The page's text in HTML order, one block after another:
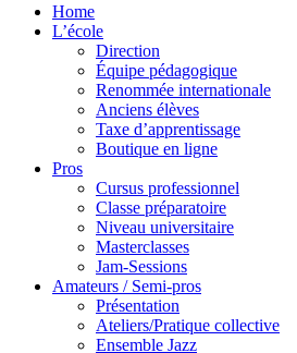
Home
L’école
Direction
Équipe pédagogique
Renommée internationale
Anciens élèves
Taxe d’apprentissage
Boutique en ligne
Pros
Cursus professionnel
Classe préparatoire
Niveau universitaire
Masterclasses
Jam-Sessions
Amateurs / Semi-pros
Présentation
Ateliers/Pratique collective
Ensemble Jazz